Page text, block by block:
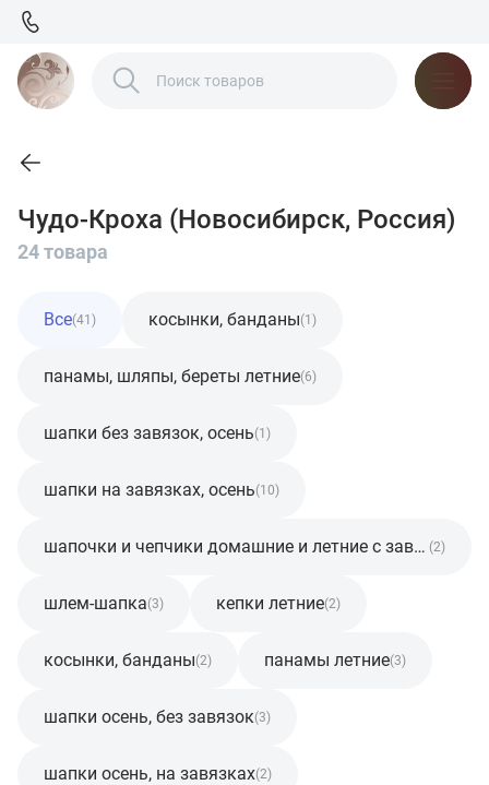
Чудо-Кроха (Новосибирск, Россия)
24 товара
Все(41) косынки, банданы(1)
панамы, шляпы, береты летние(6)
шапки без завязок, осень(1)
шапки на завязках, осень(10)
шапочки и чепчики домашние и летние с завязками (2)
шлем-шапка(3) кепки летние(2)
косынки, банданы(2) панамы летние(3)
шапки осень, без завязок(3)
шапки осень, на завязках(2)